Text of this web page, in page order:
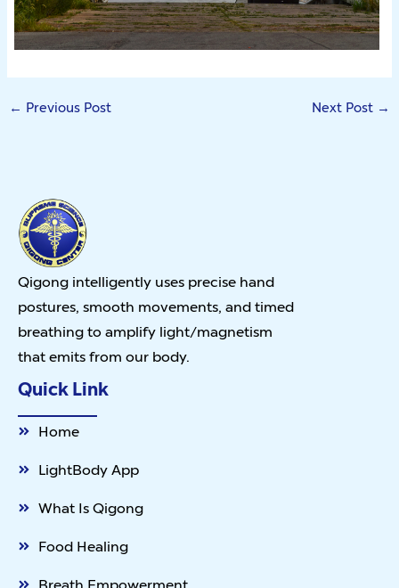
← Previous Post Next Post →
Qigong intelligently uses precise hand
postures, smooth movements, and timed
breathing to amplify light/magnetism
that emits from our body.
Quick Link
Home
LightBody App
What Is Qigong
Food Healing